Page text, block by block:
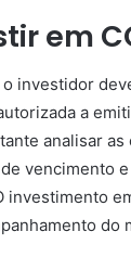
em
o investidor
a
analisar as
vencimento
investimento
do